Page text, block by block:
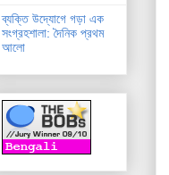
ব্যক্তি উদ্যোগে গড়া এক
সংগ্রহশালা: দৈনিক প্রথম
আলো